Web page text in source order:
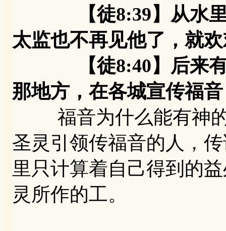
【徒8:39】从水里上
太监也不再见他了，就
【徒8:40】后来有人
那地方，在各城宣传福
福音为什么能有神的
圣灵引领传福音的人，
里只计算着自己得到的
灵所作的工。